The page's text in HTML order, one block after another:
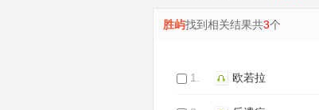
胜屿找到相关结果共3个
1. 欧若拉